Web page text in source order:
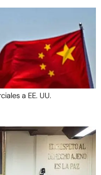
a EE. UU.